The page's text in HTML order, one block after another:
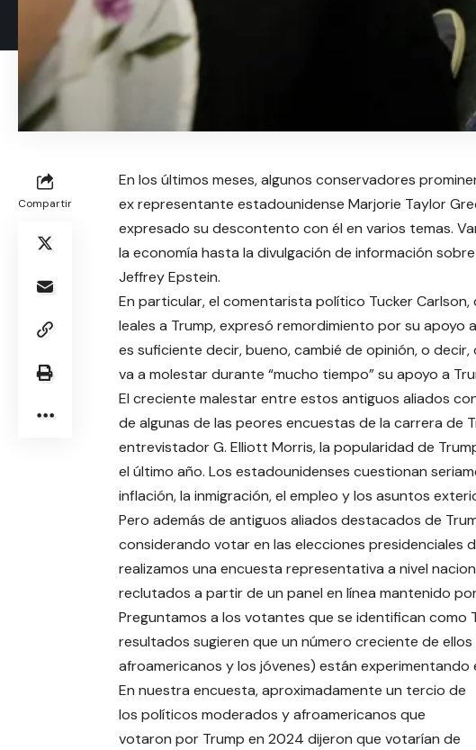
Compartir
En los últimos meses, algunos conservadores
ex representante estadounidense Marjorie Taylor
expresado su descontento con él en varios temas.
la economía hasta la divulgación de información
Jeffrey Epstein.
En particular, el comentarista político Tucker
leales a Trump, expresó remordimiento por su apoyo
es suficiente decir, bueno, cambié de opinión, o
va a molestar durante “mucho tiempo” su apoyo a
El creciente malestar entre estos antiguos aliados
de algunas de las peores encuestas de la carrera de
entrevistador G. Elliott Morris, la popularidad de
el último año. Los estadounidenses cuestionan
inflación, la inmigración, el empleo y los asuntos
Pero además de antiguos aliados destacados de
considerando votar en las elecciones presidenciales
realizamos una encuesta representativa a nivel
reclutados a partir de un panel en línea mantenido
Preguntamos a los votantes que se identifican como
resultados sugieren que un número creciente de
afroamericanos y los jóvenes) están
En nuestra encuesta, aproximadamente un tercio de
los políticos moderados y afroamericanos que
votaron por Trump en 2024 dijeron que votarían de